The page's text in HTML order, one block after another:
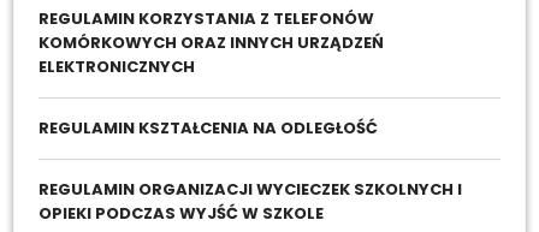
REGULAMIN KORZYSTANIA Z TELEFONÓW
KOMÓRKOWYCH ORAZ INNYCH URZĄDZEŃ
ELEKTRONICZNYCH
REGULAMIN KSZTAŁCENIA NA ODLEGŁOŚĆ
REGULAMIN ORGANIZACJI WYCIECZEK SZKOLNYCH I
OPIEKI PODCZAS WYJŚĆ W SZKOLE